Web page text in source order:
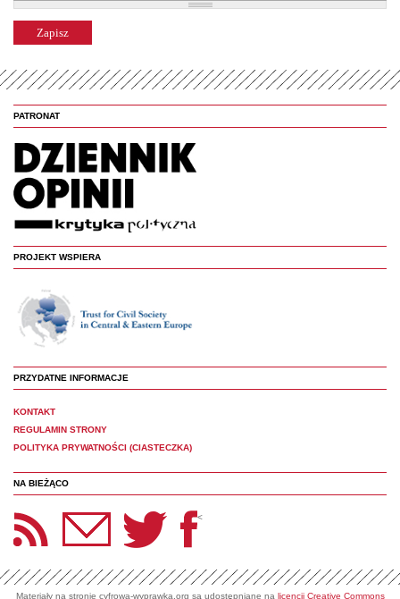
PATRONAT
PROJEKT WSPIERA
PRZYDATNE INFORMACJE
KONTAKT
REGULAMIN STRONY
POLITYKA PRYWATNOŚCI (CIASTECZKA)
NA BIEŻĄCO
Panoptyka Facebook <
Materiały na stronie cyfrowa-wyprawka.org są udostępniane na licencji Creative Commons